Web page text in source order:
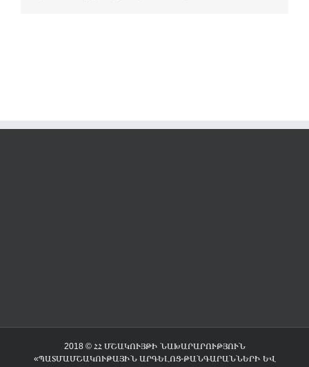
2018 © ՀՀ ՄՇԱԿՈՒՅԹԻ ՆԱԽԱՐԱՐՈՒԹՅՈՒՆ
«ՊԱՏՄԱՄՇԱԿՈՒԹԱՅԻՆ ԱՐԳԵԼՈՑ-ԹԱՆԳԱՐԱՆՆԵՐԻ ԵՎ